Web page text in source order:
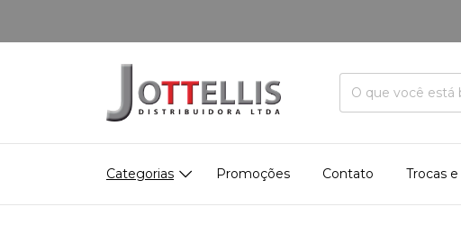
Categorias Promoções Contato Trocas